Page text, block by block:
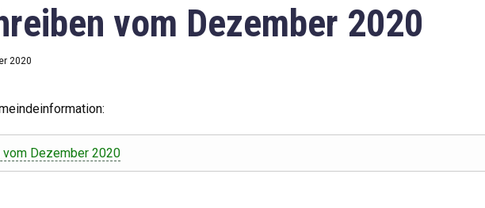
vom Dezember 2020
2020
vom Dezember 2020